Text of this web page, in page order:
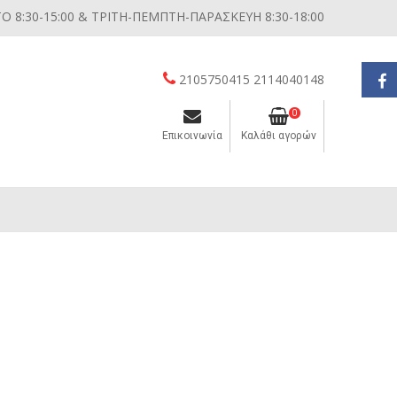
8:30-15:00 & ΤΡΙΤΗ-ΠΕΜΠΤΗ-ΠΑΡΑΣΚΕΥΗ 8:30-18:00
2105750415 2114040148
Επικοινωνία
0
Καλάθι αγορών